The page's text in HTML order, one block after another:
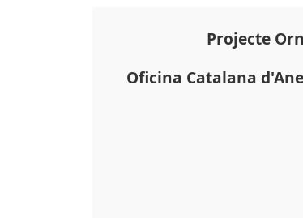
Projecte
Oficina Catalana